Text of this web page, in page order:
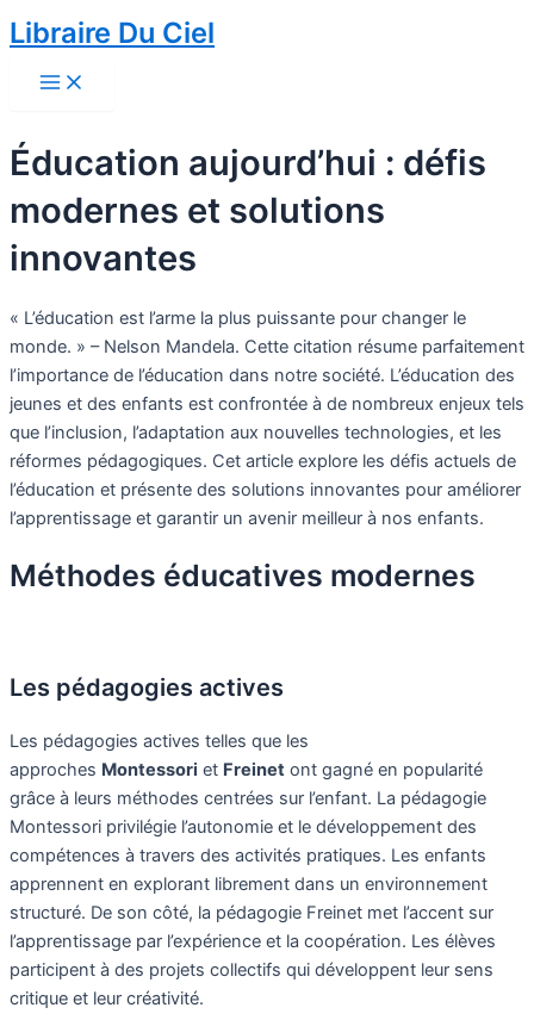
Skip
to
content
Libraire Du Ciel
Main
Menu
Éducation aujourd’hui : défis
modernes et solutions
innovantes
« L’éducation est l’arme la plus puissante pour changer le
monde. » – Nelson Mandela. Cette citation résume parfaitement
l’importance de l’éducation dans notre société. L’éducation des
jeunes et des enfants est confrontée à de nombreux enjeux tels
que l’inclusion, l’adaptation aux nouvelles technologies, et les
réformes pédagogiques. Cet article explore les défis actuels de
l’éducation et présente des solutions innovantes pour améliorer
l’apprentissage et garantir un avenir meilleur à nos enfants.
Méthodes éducatives modernes
Les pédagogies actives
Les pédagogies actives telles que les
approches Montessori et Freinet ont gagné en popularité
grâce à leurs méthodes centrées sur l’enfant. La pédagogie
Montessori privilégie l’autonomie et le développement des
compétences à travers des activités pratiques. Les enfants
apprennent en explorant librement dans un environnement
structuré. De son côté, la pédagogie Freinet met l’accent sur
l’apprentissage par l’expérience et la coopération. Les élèves
participent à des projets collectifs qui développent leur sens
critique et leur créativité.